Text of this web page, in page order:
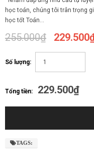
học toán, chúng tôi trân trọng
học tốt Toán...
255.000₫
Số lượng:
Tổng tiền: 229.500₫
TAGS: